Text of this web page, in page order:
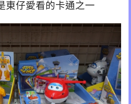
東仔愛看的卡通之一